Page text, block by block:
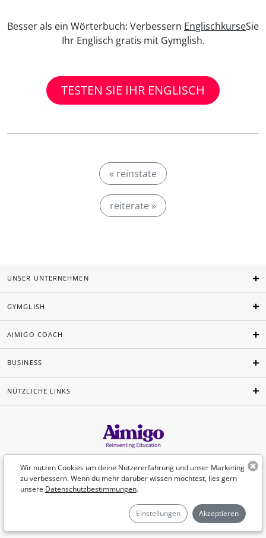
Besser als ein Wörterbuch: Verbessern EnglischkurseSie
Ihr Englisch gratis mit Gymglish.
TESTEN SIE IHR ENGLISCH
« reinstate
reiterate »
Wir nutzen Cookies um deine Nutzererfahrung und unser Marketing
zu verbessern. Wenn du mehr darüber wissen möchtest, lies gern
unsere Datenschutzbestimmungen.
Einstellungen Akzeptieren
UNSER UNTERNEHMEN
GYMGLISH
AIMIGO COACH
BUSINESS
NÜTZLICHE LINKS
Deutsch
©Aimigo 2026